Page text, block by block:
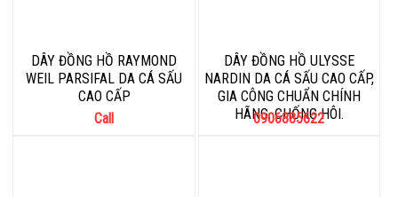
DÂY ĐỒNG HỒ RAYMOND
WEIL PARSIFAL DA CÁ SẤU
CAO CẤP
Call
DÂY ĐỒNG HỒ ULYSSE
NARDIN DA CÁ SẤU CAO CẤP,
GIA CÔNG CHUẨN CHÍNH
HÃNG, CHỐNG HÔI.
0906885622